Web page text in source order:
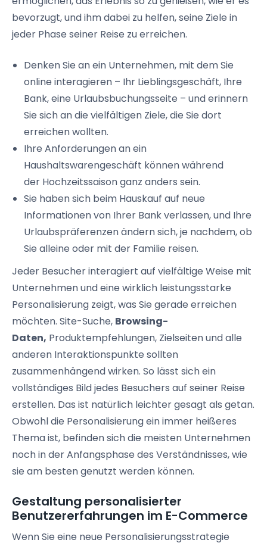
bevorzugt, und ihm dabei zu helfen, seine Ziele in
jeder Phase seiner Reise zu erreichen.
Denken Sie an ein Unternehmen, mit dem Sie
online interagieren – Ihr Lieblingsgeschäft, Ihre
Bank, eine Urlaubsbuchungsseite – und erinnern
Sie sich an die vielfältigen Ziele, die Sie dort
erreichen wollten.
Ihre Anforderungen an ein
Haushaltswarengeschäft können während
der Hochzeitssaisonganz anders sein.
Sie haben sich beim Hauskauf auf neue
Informationen von Ihrer Bank verlassen, und Ihre
Urlaubspräferenzenändern sich, je nachdem, ob
Sie alleine oder mit der Familie reisen.
Jeder Besucher interagiert auf vielfältige Weise mit
Unternehmen und eine wirklich leistungsstarke
Personalisierung zeigt, was Sie gerade erreichen
möchten. Site-Suche, Browsing-
Daten, Produktempfehlungen, Zielseitenund alle
anderen Interaktionspunkte sollten
zusammenhängend wirken. So lässt sich ein
vollständiges Bild jedes Besuchers auf seiner Reise
erstellen. Das ist natürlich leichter gesagt als getan.
Obwohl die Personalisierung ein immer heißeres
Thema ist, befinden sich die meisten Unternehmen
noch in der Anfangsphase des Verständnisses, wie
sie am besten genutzt werden können.
Gestaltung personalisierter
Benutzererfahrungen im E-Commerce
Wenn Sie eine neue Personalisierungsstrategie